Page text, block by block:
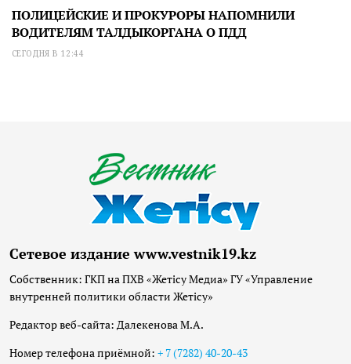
ПОЛИЦЕЙСКИЕ И ПРОКУРОРЫ НАПОМНИЛИ
ВОДИТЕЛЯМ ТАЛДЫКОРГАНА О ПДД
СЕГОДНЯ В 12:44
Сетевое издание www.vestnik19.kz
Собственник: ГКП на ПХВ «Жетісу Медиа» ГУ «Управление
внутренней политики области Жетісу»
Редактор веб-сайта: Далекенова М.А.
Номер телефона приёмной: + 7 (7282) 40-20-43